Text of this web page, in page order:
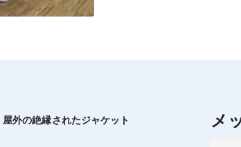
屋外の絶縁されたジャケット メ